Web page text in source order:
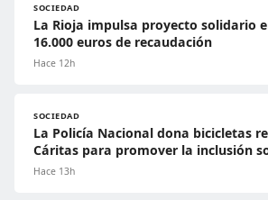
SOCIEDAD
La Rioja impulsa proyecto solidario
16.000 euros de recaudación
Hace 12h
SOCIEDAD
La Policía Nacional dona bicicletas
Cáritas para promover la inclusión
Hace 13h